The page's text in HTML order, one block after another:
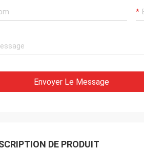
Envoyer Le Message
DE PRODUIT